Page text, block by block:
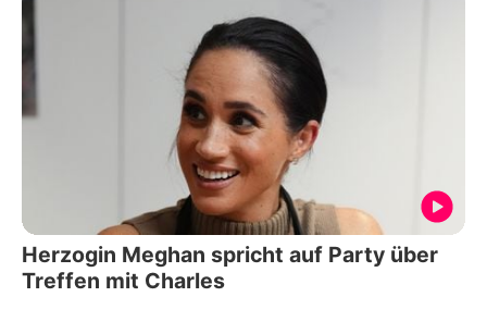
Herzogin Meghan spricht auf Party über
Treffen mit Charles